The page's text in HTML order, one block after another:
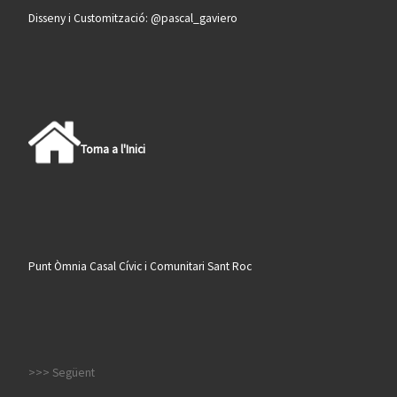
Disseny i Customització: @pascal_gaviero
Torna a l'Inici
Punt Òmnia Casal Cívic i Comunitari Sant Roc
>>> Següent